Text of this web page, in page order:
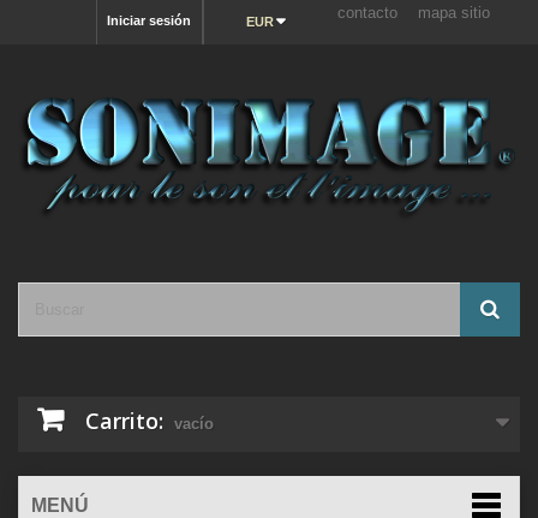
contacto mapa sitio
EUR
Iniciar sesión
Carrito: vacío
MENÚ